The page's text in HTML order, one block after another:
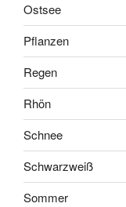
Ostsee
Pflanzen
Regen
Rhön
Schnee
Schwarzweiß
Sommer